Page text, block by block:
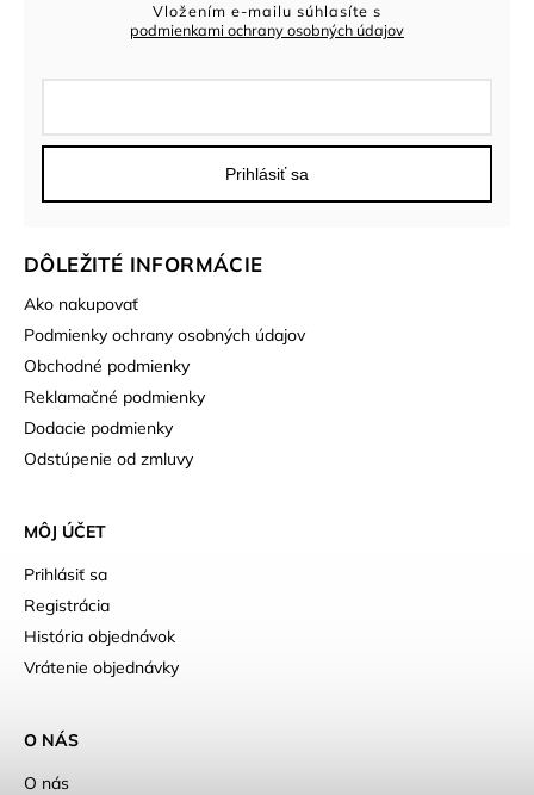
DÔLEŽITÉ INFORMÁCIE
Ako nakupovať
Podmienky ochrany osobných údajov
Obchodné podmienky
Reklamačné podmienky
Dodacie podmienky
Odstúpenie od zmluvy
MÔJ ÚČET
Prihlásiť sa
Registrácia
História objednávok
Vrátenie objednávky
Vložením e-mailu súhlasíte s
podmienkami ochrany osobných údajov
Prihlásiť sa
O NÁS
O nás